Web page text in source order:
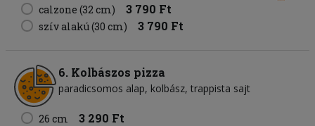
calzone (32 cm) 3 790 Ft
szív alakú (30 cm) 3 790 Ft
6. Kolbászos pizza
paradicsomos alap kolbász trappista sajt
26 cm 3 290 Ft